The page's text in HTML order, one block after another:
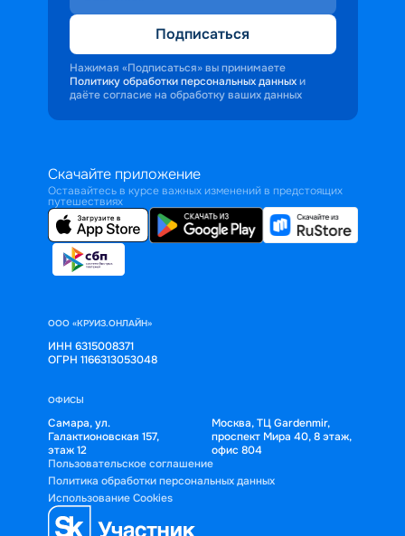
Подписаться
Нажимая «Подписаться» вы принимаете
Политику обработки персональных данных и
даёте согласие на обработку ваших данных
Скачайте приложение
Оставайтесь в курсе важных изменений в предстоящих
путешествиях
ООО «КРУИЗ.ОНЛАЙН»
ИНН 6315008371
ОГРН 1166313053048
ОФИСЫ
Самара, ул.
Галактионовская 157,
этаж 12
Москва, ТЦ Gardenmir,
проспект Мира 40, 8 этаж,
офис 804
Пользовательское соглашение
Политика обработки персональных данных
Использование Cookies